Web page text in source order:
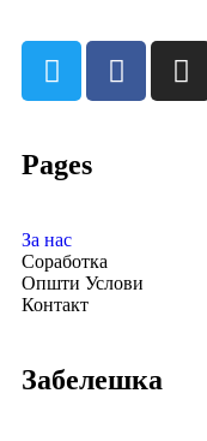
Pages
За нас
Соработка
Општи Услови
Контакт
Забелешка